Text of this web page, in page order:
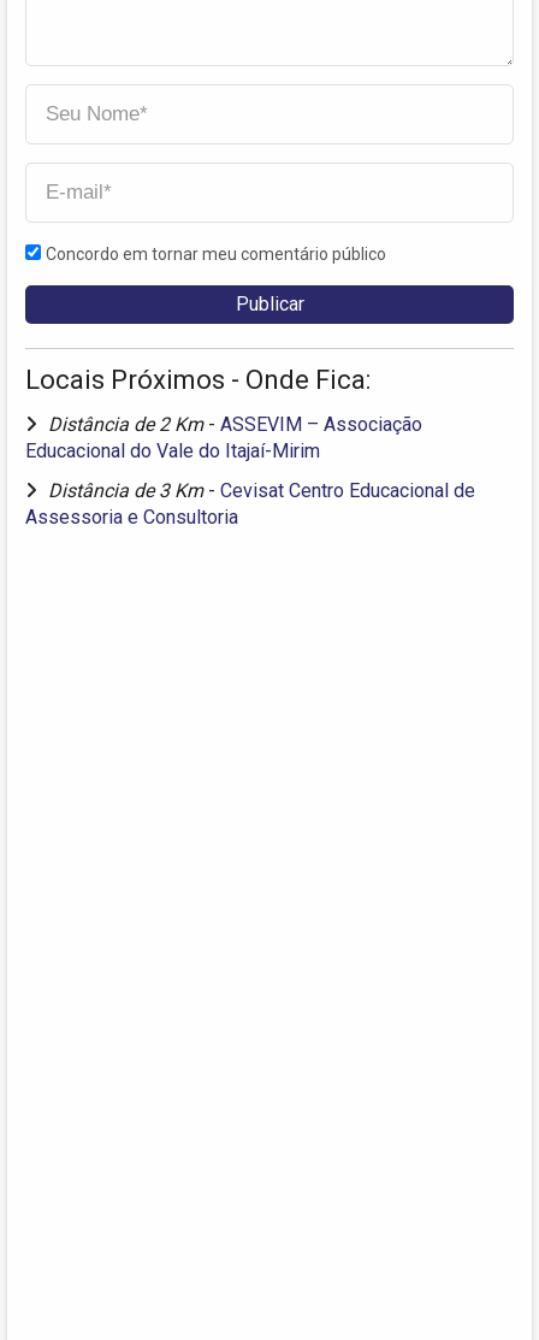
Concordo em tornar meu comentário público
Locais Próximos - Onde Fica:
Distância de 2 Km - ASSEVIM – Associação
Educacional do Vale do Itajaí-Mirim
Distância de 3 Km - Cevisat Centro Educacional de
Assessoria e Consultoria